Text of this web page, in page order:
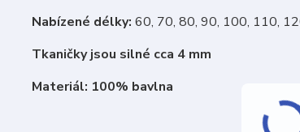
Nabízené délky: 60, 70, 80, 90, 100, 110,
Tkaničky jsou silné cca 4 mm
Materiál: 100% bavlna